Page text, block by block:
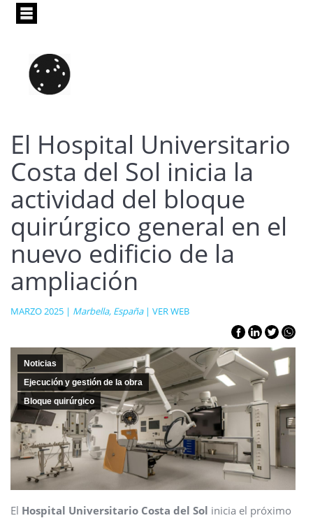
Pasar
principal
El Hospital Universitario
Costa del Sol inicia la
actividad del bloque
quirúrgico general en el
nuevo edificio de la
ampliación
MARZO 2025 | Marbella, España| VER WEB
Noticias
Ejecución y gestión de la obra
Bloque quirúrgico
El Hospital Universitario Costa del Sol inicia el próximo